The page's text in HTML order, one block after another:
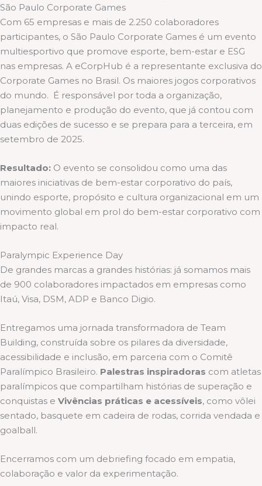
São Paulo Corporate Games
Com 65 empresas e mais de 2.250 colaboradores
participantes, o São Paulo Corporate Games é um evento
multiesportivo que promove esporte, bem-estar e ESG
nas empresas. A eCorpHub é a representante exclusiva do
Corporate Games no Brasil. Os maiores jogos corporativos
do mundo. É responsável por toda a organização,
planejamento e produção do evento, que já contou com
duas edições de sucesso e se prepara para a terceira, em
setembro de 2025.
Resultado: O evento se consolidou como uma das
maiores iniciativas de bem-estar corporativo do país,
unindo esporte, propósito e cultura organizacional em um
movimento global em prol do bem-estar corporativo com
impacto real.
Paralympic Experience Day
De grandes marcas a grandes histórias: já somamos mais
de 900 colaboradores impactados em empresas como
Itaú, Visa, DSM, ADP e Banco Digio.
Entregamos uma jornada transformadora de Team
Building, construída sobre os pilares da diversidade,
acessibilidade e inclusão, em parceria com o Comitê
Paralímpico Brasileiro. Palestras inspiradoras com atletas
paralímpicos que compartilham histórias de superação e
conquistas e Vivências práticas e acessíveis, como vôlei
sentado, basquete em cadeira de rodas, corrida vendada e
goalball.
Encerramos com um debriefing focado em empatia,
colaboração e valor da experimentação.